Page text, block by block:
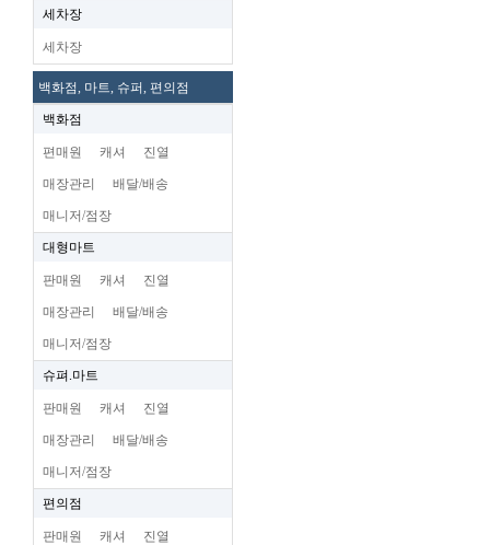
세차장
세차장
백화점, 마트, 슈퍼, 편의점
백화점
편매원 캐셔 진열
매장관리 배달/배송
매니저/점장
대형마트
판매원 캐셔 진열
매장관리 배달/배송
매니저/점장
슈펴.마트
판매원 캐셔 진열
매장관리 배달/배송
매니저/점장
편의점
판매원 캐셔 진열